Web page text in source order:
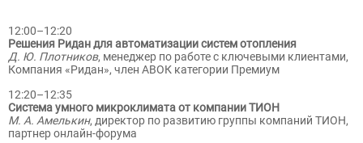
12:00–12:20
Решения Ридан для автоматизации систем отопления
Д. Ю. Плотников, менеджер по работе с ключевыми клиентами,
Компания «Ридан», член АВОК категории Премиум
12:20–12:35
Система умного микроклимата от компании ТИОН
М. А. Амелькин, директор по развитию группы компаний ТИОН,
партнер онлайн-форума